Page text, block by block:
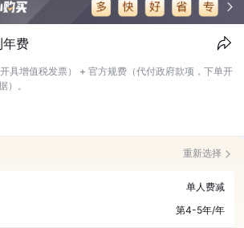
年费
具增值税发票） + 官方规费（代付政府款项，下单开
）。
重新选择
单人费减
第4-5年/年